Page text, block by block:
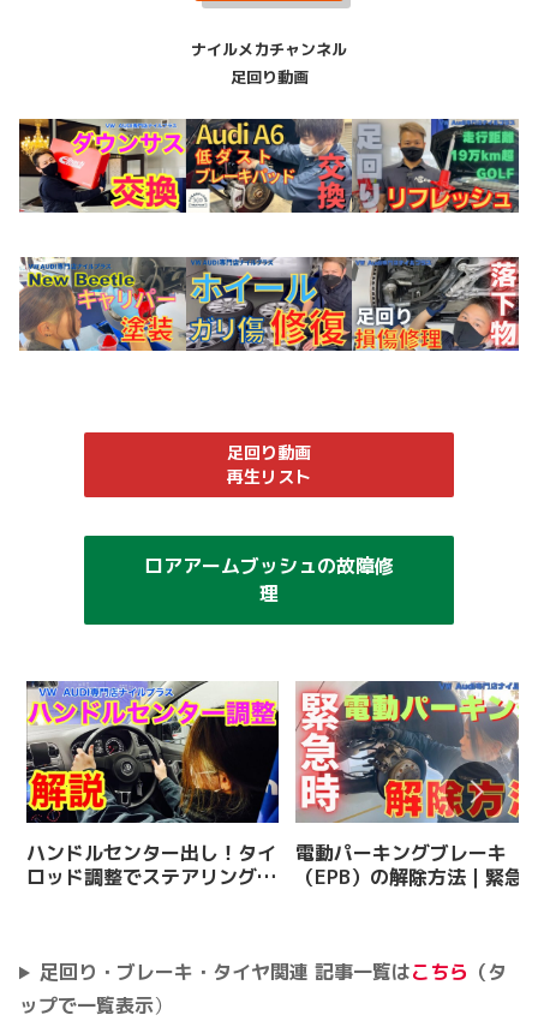
ナイルメカチャンネル
足回り動画
足回り動画
再生リスト
ロアアームブッシュの故障修
理
ハンドルセンター出し！タイ
ロッド調整でステアリングセ
電動パーキングブレーキ
（EPB）の解除方法｜緊急
足回り・ブレーキ・タイヤ関連 記事一覧はこちら （タ
ップで一覧表示）